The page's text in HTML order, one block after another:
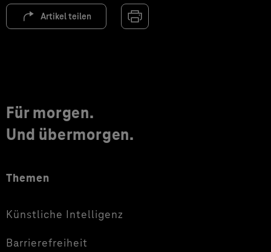
Artikel teilen
Für morgen.
Und übermorgen.
Themen
Künstliche Intelligenz
Barrierefreiheit